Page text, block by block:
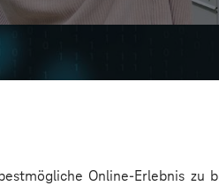
Online-Erlebnis zu